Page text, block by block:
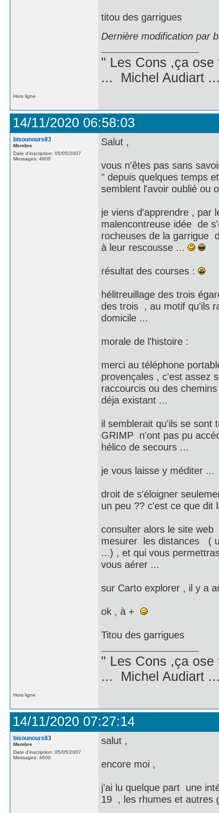
titou des garrigues
Dernière modification par
" Les Cons ,ça
... Michel Audiart
Hors ligne
14/11/2020 06:58:03
bisounours83
Membre
Date d'inscription: 05/05/2007
Messages: 4600
Salut ,
vous n'êtes pas sans
" depuis quelques temps
semblent l'avoir oublié ou
je viens d'apprendre , par
malencontreuse idée de
rocheuses de la garrigue
à leur rescousse ...
résultat des courses :
hélitreuillage des trois
des trois , au motif qu'ils
domicile ...
morale de l'histoire :
merci au téléphone
provençales , c'est assez
raccourcis ou des
déja existant ...
il semblerait qu'ils se
GRIMP n'ont pas pu
hélico de secours ...
je vous laisse y méditer ...
droit de s'éloigner
un peu ?? c'est ce que dit
consulter alors le site
mesurer les distances (
...) , et qui vous
vous aérer ...
sur Carto explorer , il y a
ok , à +
Titou des garrigues
" Les Cons ,ça
... Michel Audiart
Hors ligne
14/11/2020 07:27:14
bisounours83
Membre
Date d'inscription: 05/05/2007
Messages: 4600
salut ,
encore moi ,
j'ai lu quelque part une
19 , les rhumes et autres